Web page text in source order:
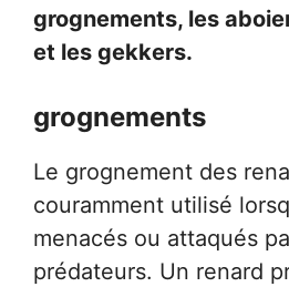
grognements, les
et les gekkers.
grognements
Le grognement des
couramment utilisé
menacés ou attaqués
prédateurs. Un renard